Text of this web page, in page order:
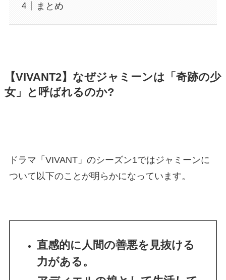
まとめ
【VIVANT2】なぜジャミーンは「奇跡の少
女」と呼ばれるのか?
ドラマ「VIVANT」のシーズン1ではジャミーンに
ついて以下のことが明らかになっています。
直感的に人間の善悪を見抜ける
力がある。